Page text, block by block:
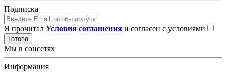
Подписка
Я прочитал Условия соглашения и согласен с условиями
Готово
Мы в соцсетях
Информация